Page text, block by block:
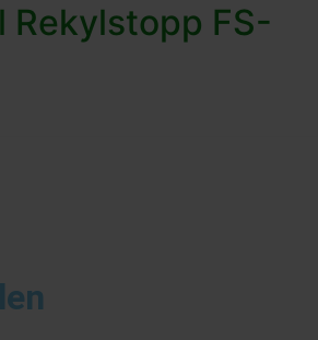
Rekylstopp FS-